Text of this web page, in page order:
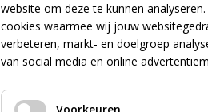
website om deze te kunnen
cookies waarmee wij jouw
verbeteren, markt- en doelgroep
van social media en online